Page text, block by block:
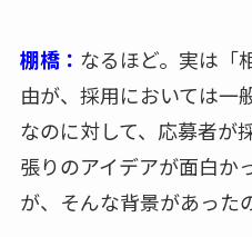
棚橋： なるほど。実は「
由が、採用においては一
なのに対して、応募者が
張りのアイデアが面白か
が、そんな背景があった